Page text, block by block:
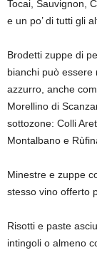
Tocai, Sauvignon,
e un po’ di tutti gli
Brodetti zuppe di
bianchi può essere
azzurro, anche
Morellino di
sottozone: Colli
Montalbano e
Minestre e zuppe
stesso vino offerto
Risotti e paste
intingoli o almeno